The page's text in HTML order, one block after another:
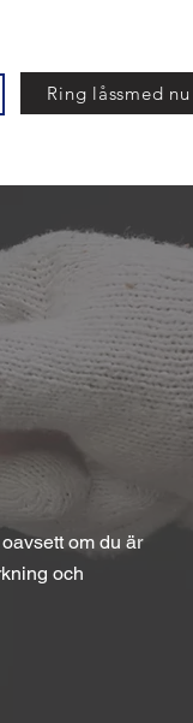
Ring låssmed nu
om du är
och